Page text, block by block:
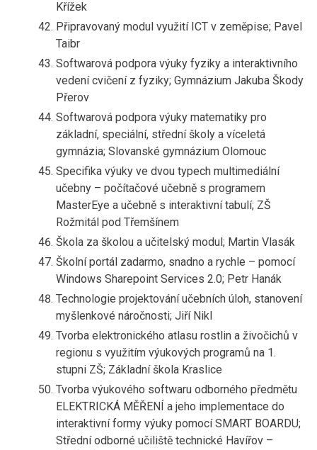
Křížek
Připravovaný modul využití ICT v zeměpise; Pavel
Taibr
Softwarová podpora výuky fyziky a interaktivního
vedení cvičení z fyziky; Gymnázium Jakuba Škody
Přerov
Softwarová podpora výuky matematiky pro
základní, speciální, střední školy a víceletá
gymnázia; Slovanské gymnázium Olomouc
Specifika výuky ve dvou typech multimediální
učebny – počítačové učebně s programem
MasterEye a učebně s interaktivní tabulí; ZŠ
Rožmitál pod Třemšínem
Škola za školou a učitelský modul; Martin Vlasák
Školní portál zadarmo, snadno a rychle – pomocí
Windows Sharepoint Services 2.0; Petr Hanák
Technologie projektování učebních úloh, stanovení
myšlenkové náročnosti; Jiří Nikl
Tvorba elektronického atlasu rostlin a živočichů v
regionu s využitím výukových programů na 1.
stupni ZŠ; Základní škola Kraslice
Tvorba výukového softwaru odborného předmětu
ELEKTRICKÁ MĚŘENÍ a jeho implementace do
interaktivní formy výuky pomocí SMART BOARDU;
Střední odborné učiliště technické Havířov –